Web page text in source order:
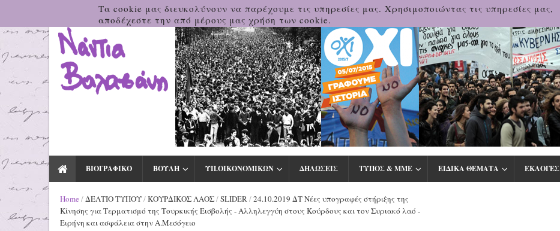
ΒΙΟΓΡΑΦΙΚΟ ΒΟΥΛΗ ΥΠ.ΟΙΚΟΝΟΜΙΚΩΝ ΔΗΛΩΣΕΙΣ ΤΥΠΟΣ & ΜΜΕ ΕΙΔΙΚΑ ΘΕΜΑΤΑ ΕΚΛΟΓΕΣ
Home /ΔΕΛΤΙΟ ΤΥΠΟΥ/ΚΟΥΡΔΙΚΟΣ ΛΑΟΣ/SLIDER/24.10.2019 ΔΤ Νέες υπογραφές στήριξης της
Κίνησης για Τερματισμό της Τουρκικής Εισβολής - Αλληλεγγύη στους Κούρδους και τον Συριακό λαό -
Ειρήνη και ασφάλεια στην Α.Μεσόγειο
Τα cookie μας διευκολύνουν να παρέχουμε τις υπηρεσίες μας. Χρησιμοποιώντας τις υπηρεσίες μας,
αποδέχεστε την από μέρους μας χρήση των cookie.